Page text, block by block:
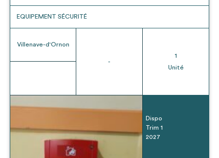
EQUIPEMENT SÉCURITÉ
Villenave-d'Ornon
-
1
Unité
Dispo
Trim 1
2027